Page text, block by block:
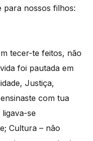
para nossos filhos:
tecer-te feitos, não
foi pautada em
Justiça,
com tua
se
Cultura – não